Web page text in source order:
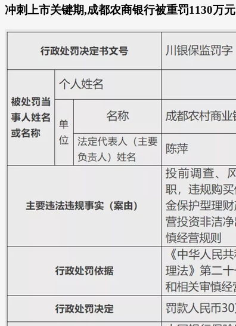
冲刺上市关键期,成都农商银行被重罚1130万元